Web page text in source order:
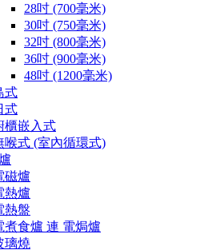
28吋 (700毫米)
30吋 (750毫米)
32吋 (800毫米)
36吋 (900毫米)
48吋 (1200毫米)
式
式
櫃嵌入式
喉式 (室內循環式)
磁爐
熱爐
熱盤
煮食爐 連 電焗爐
璃燒